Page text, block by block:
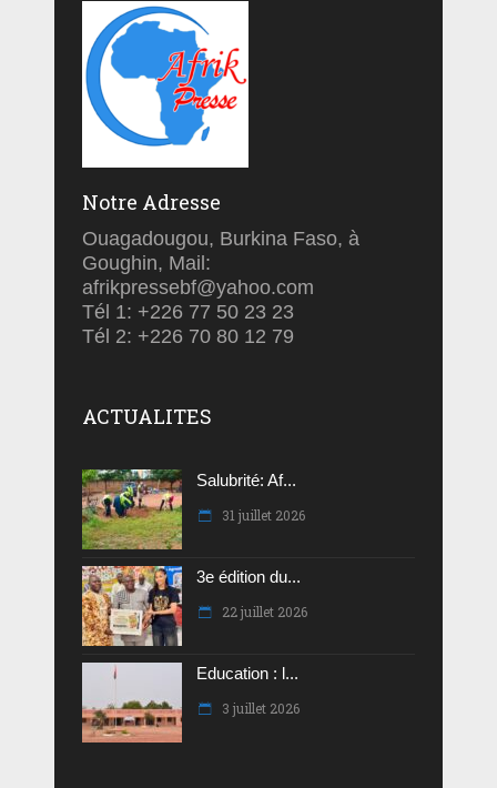
Notre Adresse
Ouagadougou, Burkina Faso, à
Goughin, Mail:
afrikpressebf@yahoo.com
Tél 1: +226 77 50 23 23
Tél 2: +226 70 80 12 79
ACTUALITES
Salubrité: Af...
31 juillet 2026
3e édition du...
22 juillet 2026
Education : l...
3 juillet 2026